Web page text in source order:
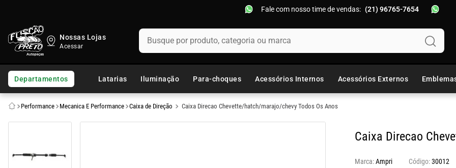
Fale com nosso time de vendas: (21) 96765-7654
Nossas Lojas Busque por produto, categoria ou marca
Departamentos Latarias Iluminação Para-choques Acessórios Internos Acessórios Externos
Performance Mecanica E Performance Caixa de Direção Caixa Direcao Chevette/hatch/marajo/chevy Todos Os Anos
Caixa Direcao
Marca: Ampri 30012
TERMOS MAIS BUSCADOS
1º
fusca
2º
capo